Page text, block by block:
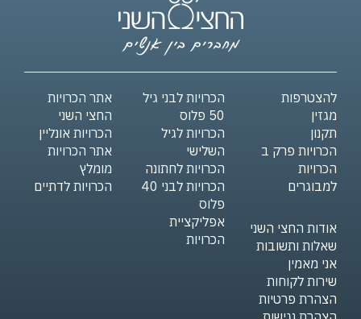
אתר הכרויות
החצי השני
הכרויות אונליין
אתר הכרויות
מומלץ
הכרויות לדתיים
הכרויות לבני גיל
50 פלוס
הכרויות לגיל
השלישי
הכרויות לחתונה
הכרויות לבני 40
פלוס
אפליקציית
הכרויות
להצטרפות
מגזין
תקנון
הכרויות פרק ב
הכרויות
למבוגרים
אודות החצי השני
שאלות ותשובות
אני מאמין
שירות לקוחות
הצהרת פרטיות